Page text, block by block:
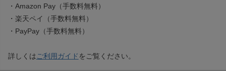
・Amazon Pay（手数料無料）
・楽天ペイ（手数料無料）
・PayPay（手数料無料）
詳しくは ご利用ガイド をご覧ください。